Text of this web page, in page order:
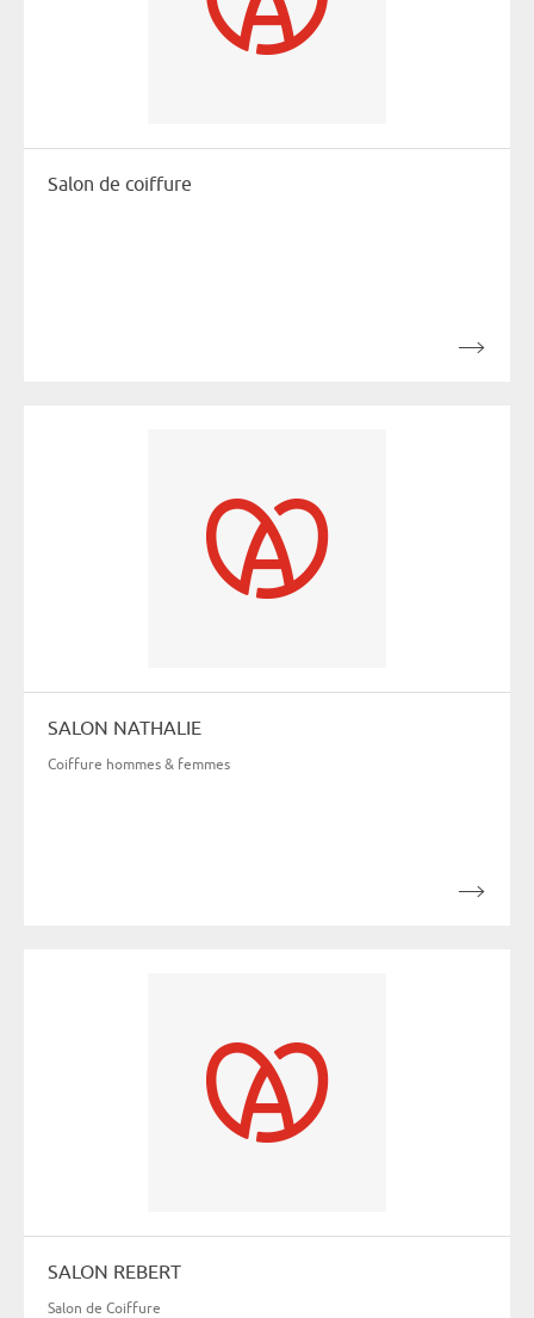
Salon de coiffure
SALON NATHALIE
Coiffure hommes & femmes
SALON REBERT
Salon de Coiffure